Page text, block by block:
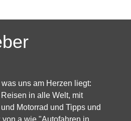
uns am Herzen liegt:
in alle Welt, mit
Motorrad und Tipps und